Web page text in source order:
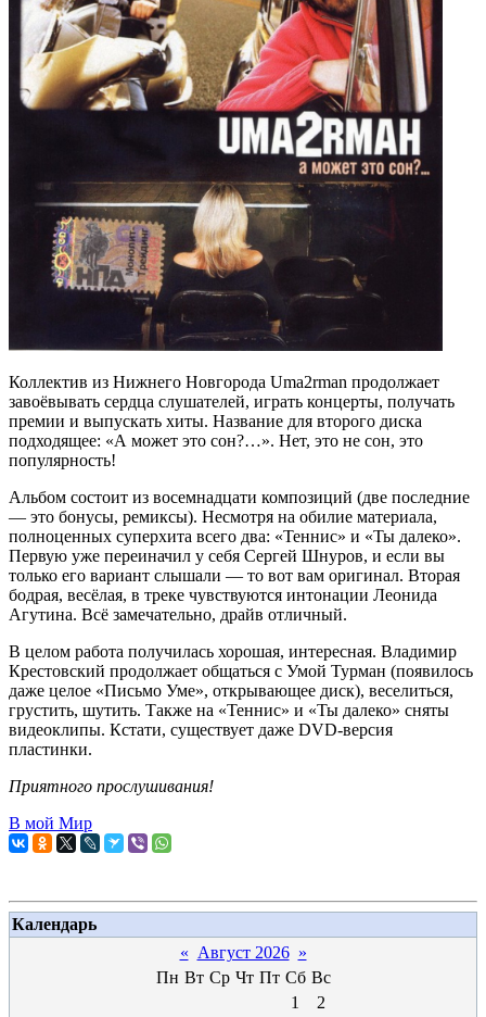
Коллектив из Нижнего Новгорода Uma2rman продолжает
завоёвывать сердца слушателей, играть концерты, получать
премии и выпускать хиты. Название для второго диска
подходящее: «А может это сон?…». Нет, это не сон, это
популярность!
Альбом состоит из восемнадцати композиций (две последние
— это бонусы, ремиксы). Несмотря на обилие материала,
полноценных суперхита всего два: «Теннис» и «Ты далеко».
Первую уже переиначил у себя Сергей Шнуров, и если вы
только его вариант слышали — то вот вам оригинал. Вторая
бодрая, весёлая, в треке чувствуются интонации Леонида
Агутина. Всё замечательно, драйв отличный.
В целом работа получилась хорошая, интересная. Владимир
Крестовский продолжает общаться с Умой Турман (появилось
даже целое «Письмо Уме», открывающее диск), веселиться,
грустить, шутить. Также на «Теннис» и «Ты далеко» сняты
видеоклипы. Кстати, существует даже DVD-версия
пластинки.
Приятного прослушивания!
В мой Мир
Календарь
« Август 2026 »
Пн Вт Ср Чт Пт Сб Вс
1
2